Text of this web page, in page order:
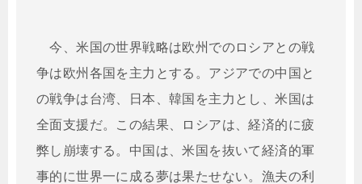
今、米国の世界戦略は欧州でのロシアとの戦
争は欧州各国を主力とする。アジアでの中国と
の戦争は台湾、日本、韓国を主力とし、米国は
全面支援だ。この結果、ロシアは、経済的に疲
弊し崩壊する。中国は、米国を抜いて経済的軍
事的に世界一に成る夢は果たせない。漁夫の利